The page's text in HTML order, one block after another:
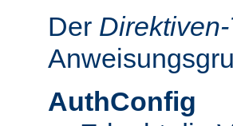
Der
AuthConfig